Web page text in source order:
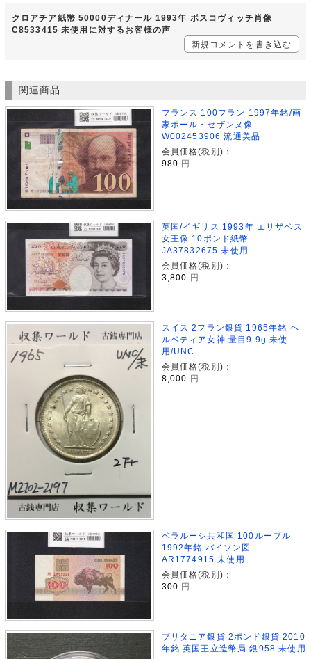
クロアチア紙幣 50000ディナール 1993年 ボスコヴィッチ肖像
C8533415 未使用に対するお客様の声
新規コメントを書き込む
関連商品
フランス 100フラン 1997年銘/画
家ポール・セザンヌ像
W002453906 流通美品
会員価格(税別)：
980 円
英国/イギリス 1993年 エリザベス
女王像 10ポンド紙幣
JA37832675 未使用
会員価格(税別)：
3,800 円
スイス 2フラン銀貨 1965年銘 ヘ
ルベティア女神 量目9.9g 未使
用/UNC
会員価格(税別)：
8,000
円
ベラルーシ共和国 100ルーブル
1992年銘 バイソン図
AR1774915 未使用
会員価格(税別)：
300 円
ブリタニア銀貨 2ポンド銀貨 2010
年銘 英国王立造幣局 銀958 未使用